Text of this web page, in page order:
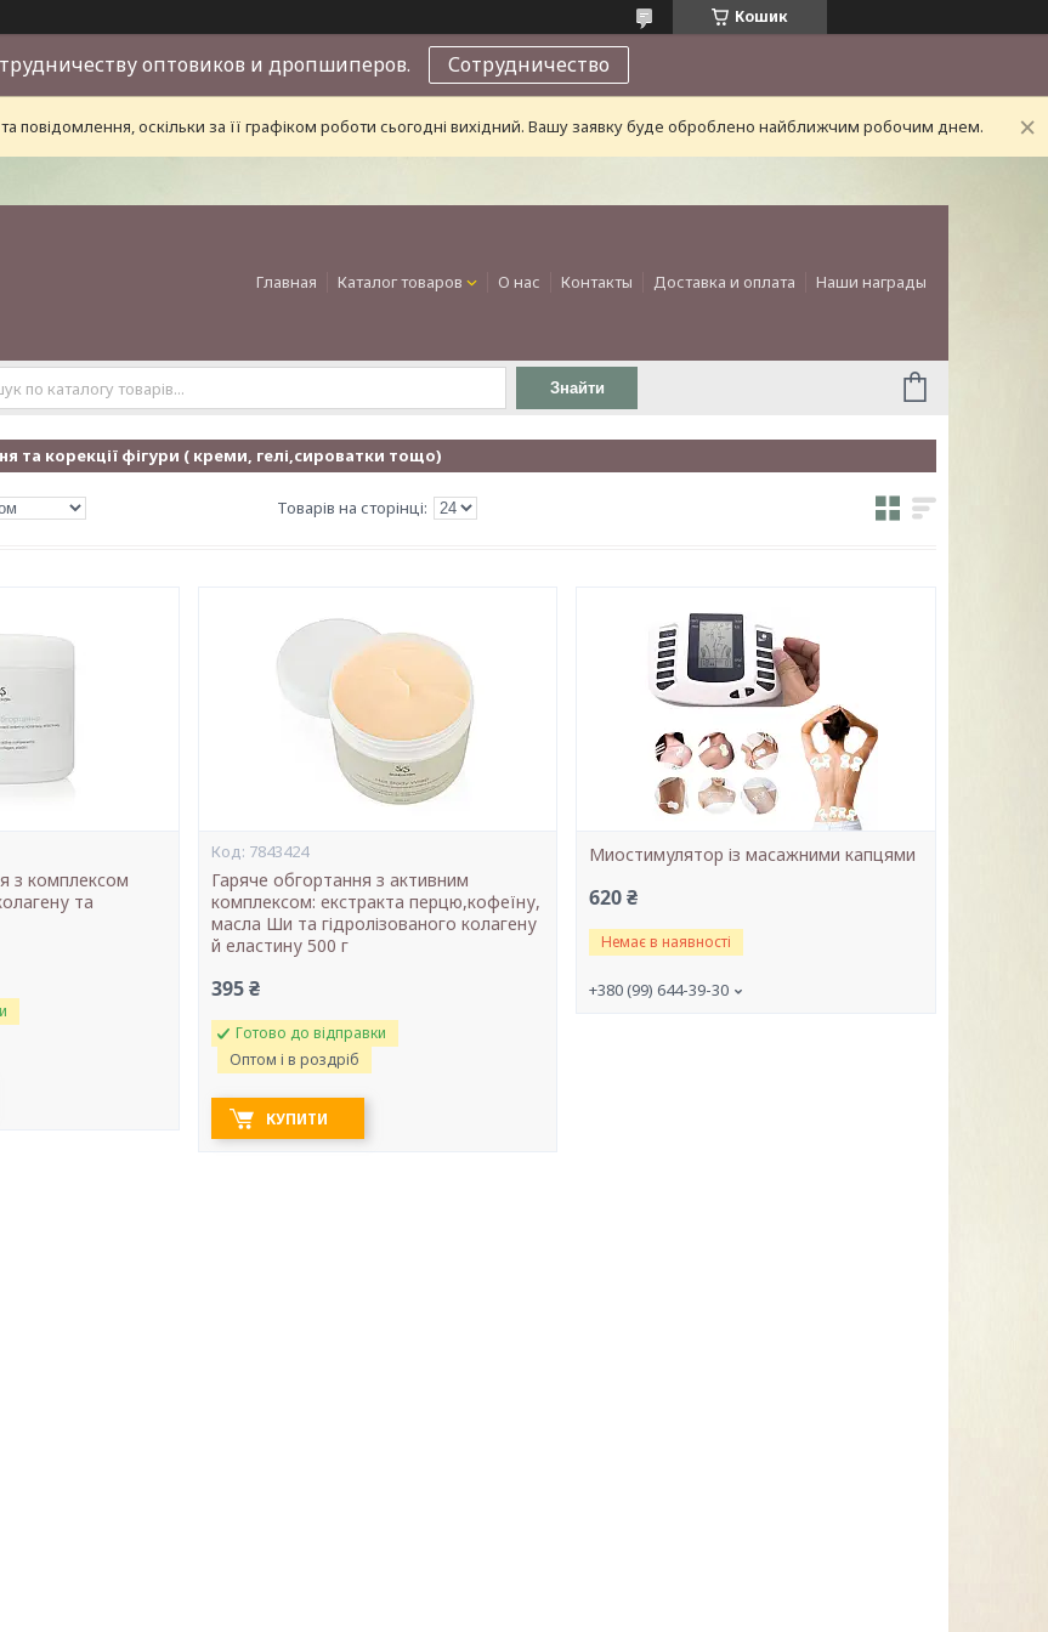
Кошик
оптовиков и дропшиперов. Сотрудничество
повідомлення, оскільки за її графіком роботи сьогодні вихідний. Вашу заявку буде оброблено найближчим робочим днем.
Главная Каталог товаров О нас Контакты Доставка и оплата Наши награды
Знайти
та корекції фігури ( креми, гелі,сироватки тощо)
з комплексом
та
7843424
Гаряче обгортання з активним
комплексом: екстракта перцю,кофеїну,
масла Ши та гідролізованого колагену
й еластину 500 г
395 ₴
Готово до відправки
Оптом і в роздріб
КУПИТИ
Миостимулятор із масажними капцями
620 ₴
Немає в наявності
+380 (99) 644-39-30